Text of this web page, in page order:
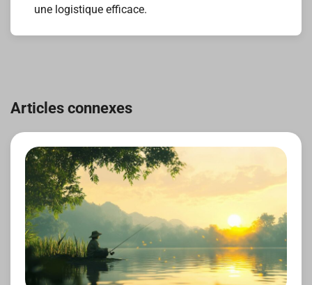
une logistique efficace.
de
Articles connexes